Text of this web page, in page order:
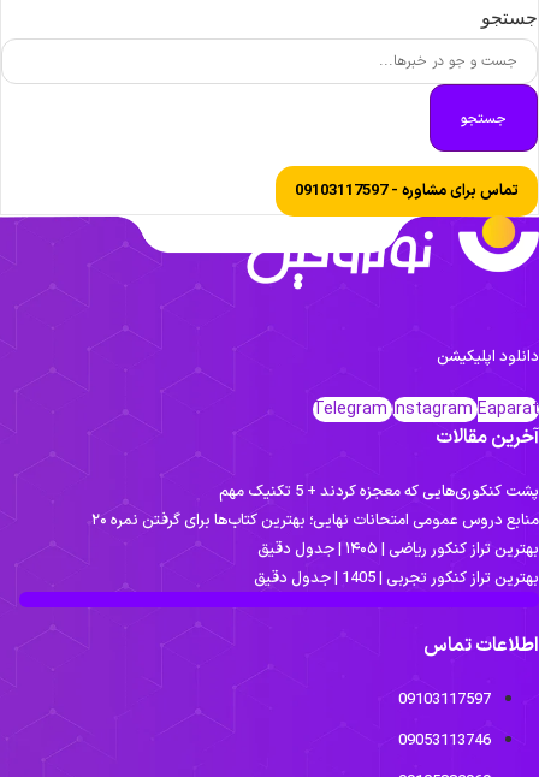
جستجو
تماس برای مشاوره - 09103117597
اپلیکیشن
TelegramInstagram
مقالات
کنکوری‌هایی که معجزه کردند + 5 تکنیک مهم
دروس عمومی امتحانات نهایی؛ بهترین کتاب‌ها برای گرفتن نمره ۲۰
تراز کنکور ریاضی | ۱۴۰۵ | جدول دقیق
تراز کنکور تجربی | 1405 | جدول دقیق
تماس
09103117597
09053113746